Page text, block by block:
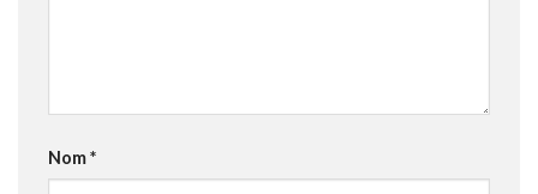
Nom*